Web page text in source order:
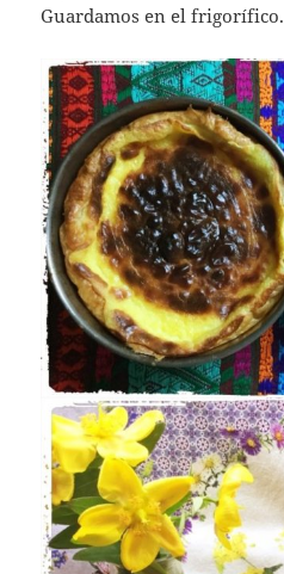
Guardamos en el frigorífico.